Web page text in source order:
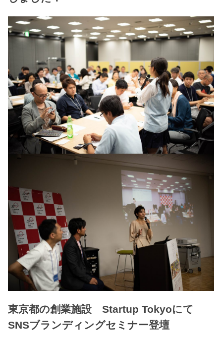
東京都の創業施設 Startup Tokyoにて
SNSブランディングセミナー登壇